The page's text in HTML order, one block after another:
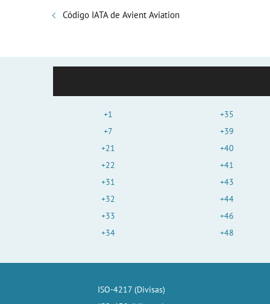
Código IATA de Avient Aviation
+1
+7
+21
+22
+31
+32
+33
+34
+35
+39
+40
+41
+43
+44
+46
+48
ISO-4217 (Divisas)